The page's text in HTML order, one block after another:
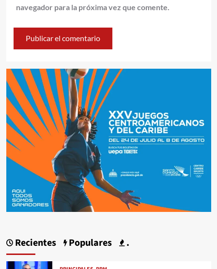
navegador para la próxima vez que comente.
Recientes Populares .